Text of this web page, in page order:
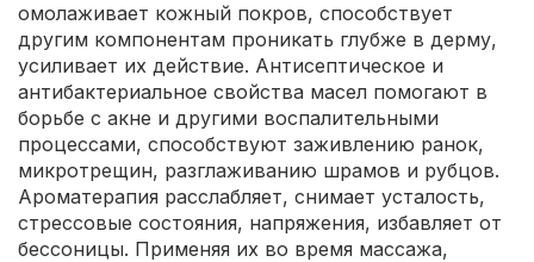
омолаживает кожный покров, способствует
другим компонентам проникать глубже в дерму,
усиливает их действие. Антисептическое и
антибактериальное свойства масел помогают в
борьбе с акне и другими воспалительными
процессами, способствуют заживлению ранок,
микротрещин, разглаживанию шрамов и рубцов.
Ароматерапия расслабляет, снимает усталость,
стрессовые состояния, напряжения, избавляет от
бессоницы. Применяя их во время массажа,